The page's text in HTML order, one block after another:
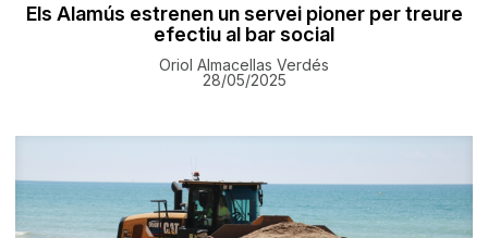
Els Alamús estrenen un servei pioner per treure
efectiu al bar social
Oriol Almacellas Verdés
28/05/2025